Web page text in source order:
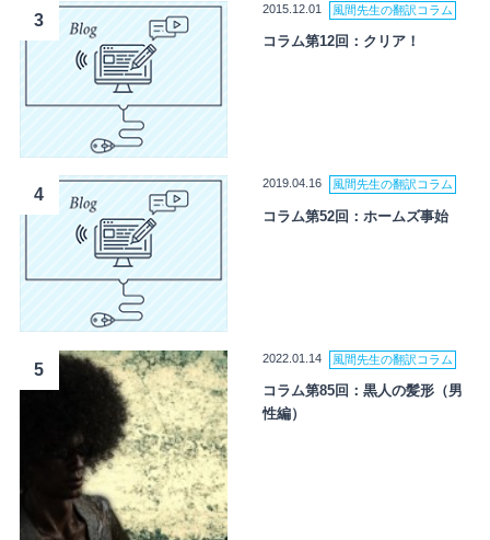
3
2015.12.01 風間先生の翻訳コラム
コラム第12回：クリア！
4
2019.04.16 風間先生の翻訳コラム
コラム第52回：ホームズ事始
5
2022.01.14 風間先生の翻訳コラム
コラム第85回：黒人の髪形（男
性編）